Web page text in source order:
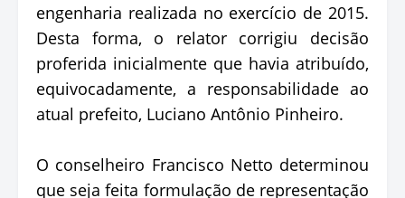
engenharia realizada no exercício de 2015.
Desta forma, o relator corrigiu decisão
proferida inicialmente que havia atribuído,
equivocadamente, a responsabilidade ao
atual prefeito, Luciano Antônio Pinheiro.
O conselheiro Francisco Netto determinou
que seja feita formulação de representação